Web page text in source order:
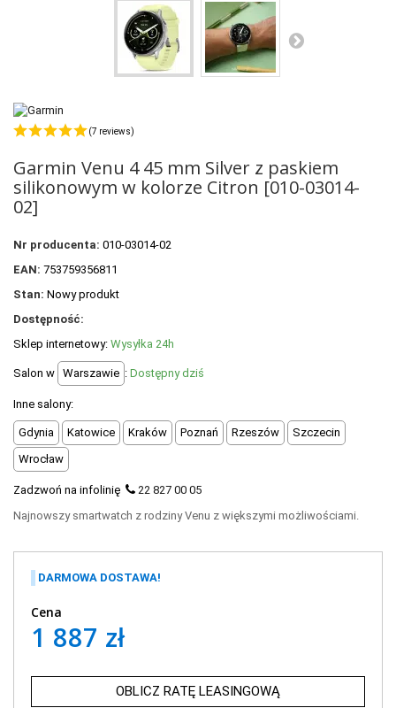
OBAKU DENMARK ZEGARKI
POLECANE PRODUKTY
PROMOCJE
+
WYPRZEDAŻ
(7 reviews)
Garmin Venu 4 45 mm Silver z paskiem
silikonowym w kolorze Citron [010-03014-
02]
Nr producenta: 010-03014-02
EAN: 753759356811
Stan: Nowy produkt
Dostępność:
Sklep internetowy: Wysyłka 24h
Salon w Warszawie : Dostępny dziś
Inne salony:
Gdynia Katowice Kraków Poznań Rzeszów
Szczecin
Wrocław
Zadzwoń na infolinię
22 827 00 05
Najnowszy smartwatch z rodziny Venu z większymi możliwościami.
DARMOWA DOSTAWA!
Cena
1 887 zł
OBLICZ RATĘ LEASINGOWĄ